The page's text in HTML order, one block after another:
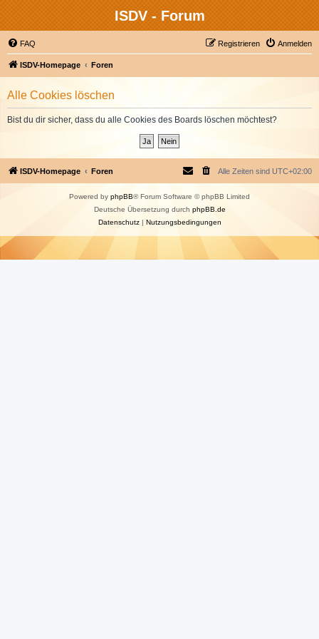
ISDV - Forum
FAQ Anmelden
Registrieren
ISDV-Homepage Foren
Alle Cookies löschen
Bist du dir sicher, dass du alle Cookies des Boards löschen möchtest?
ISDV-Homepage Foren Alle Zeiten sind UTC+02:00
Powered by phpBB® Forum Software © phpBB Limited
Deutsche Übersetzung durch phpBB.de
Datenschutz| Nutzungsbedingungen